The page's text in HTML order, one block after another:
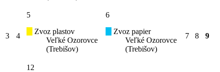
3 4
5
Zvoz plastov
Veľké Ozorovce
(Trebišov)
6
Zvoz papier
Veľké Ozorovce
(Trebišov)
7 8 9
12